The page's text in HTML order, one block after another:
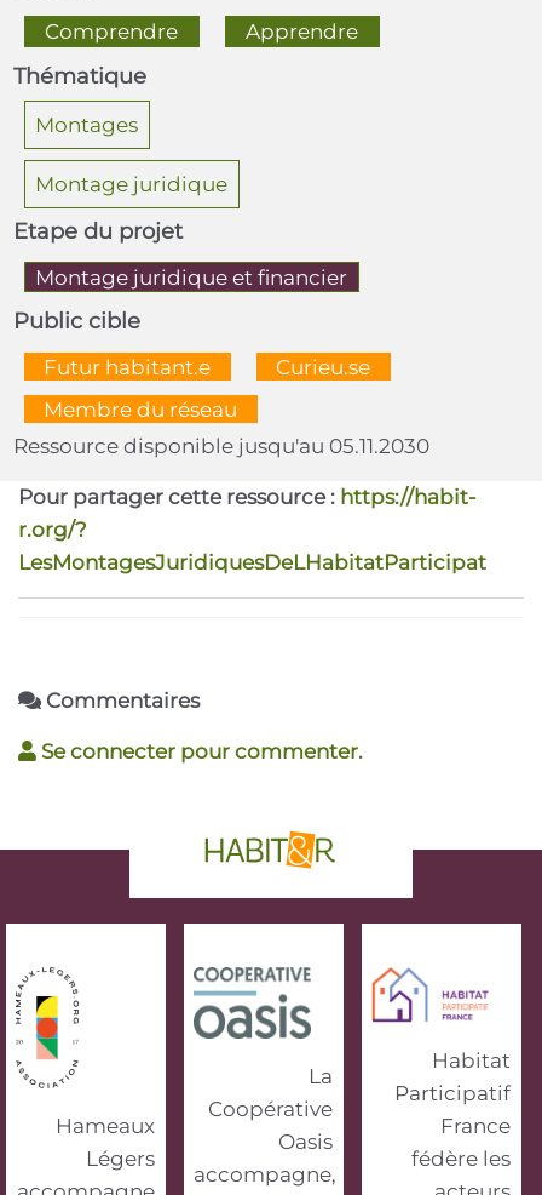
  Comprendre
  Apprendre
Thématique
Montages
Montage juridique
Etape du projet
Montage juridique et financier
Public cible
  Futur habitant.e
  Curieu.se
  Membre du réseau
Ressource disponible jusqu'au 05.11.2030
Pour partager cette ressource : https://habit-
r.org/?
LesMontagesJuridiquesDeLHabitatParticipat
Commentaires
Se connecter pour commenter.
phrase d'accroche
Hameaux
Légers
La
Coopérative
Oasis
accompagne,
Habitat
Participatif
France
fédère les